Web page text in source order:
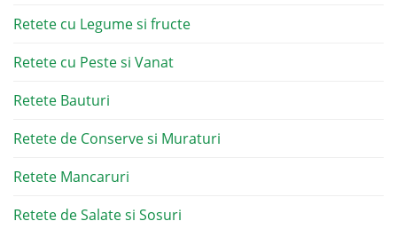
Retete cu Legume si fructe
Retete cu Peste si Vanat
Retete Bauturi
Retete de Conserve si Muraturi
Retete Mancaruri
Retete de Salate si Sosuri